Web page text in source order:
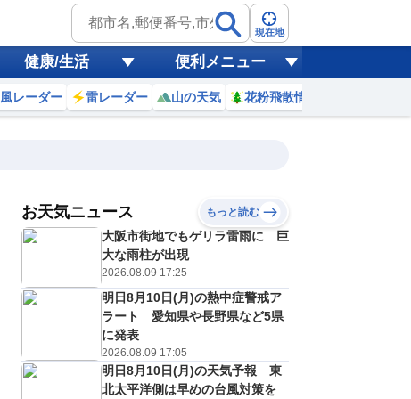
現在地
健康/生活 便利メニュー
風レーダー 雷レーダー 山の天気 花粉飛散情報
20
℃
22
(土)
D
31℃
23℃
60%
23
(日)
E
32
22℃
40%
B
C
D
？
お天気ニュース もっと読む
大阪市街地でもゲリラ雷雨に 巨
大な雨柱が出現
2026.08.09 17:25
明日8月10日(月)の熱中症警戒ア
ラート 愛知県や長野県など5県
に発表
2026.08.09 17:05
明日8月10日(月)の天気予報 東
北太平洋側は早めの台風対策を